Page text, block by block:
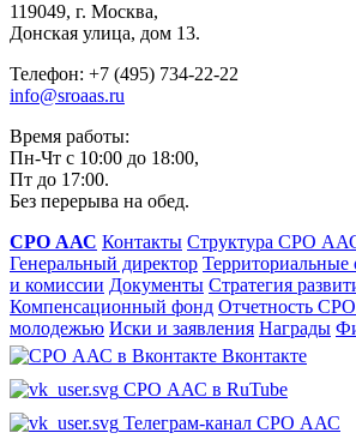
119049, г. Москва,
Донская улица, дом 13.
Телефон: +7 (495) 734-22-22
info@sroaas.ru
Время работы:
Пн-Чт с 10:00 до 18:00,
Пт до 17:00.
Без перерыва на обед.
СРО ААС Контакты Структура СРО
Генеральный директор Территориальные
и комиссии Документы Стратегия
Компенсационный фонд Отчетность
молодежью Иски и заявления Награды
Вконтакте
СРО ААС в RuTube
Телеграм-канал СРО ААС